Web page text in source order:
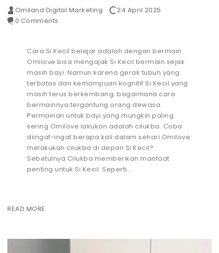
Omiland Digital Marketing
24 April 2025
0 Comments
Cara Si Kecil belajar adalah dengan bermain.
Omilove bisa mengajak Si Kecil bermain sejak
masih bayi. Namun karena gerak tubuh yang
terbatas dan kemampuan kognitif Si Kecil yang
masih terus berkembang, bagaimana cara
bermainnya tergantung orang dewasa.
Permainan untuk bayi yang mungkin paling
sering Omilove lakukan adalah cilukba. Coba
diingat-ingat berapa kali dalam sehari Omilove
melakukan cilukba di depan Si Kecil?
Sebetulnya Cilukba memberikan manfaat
penting untuk Si Kecil. Seperti…
READ MORE